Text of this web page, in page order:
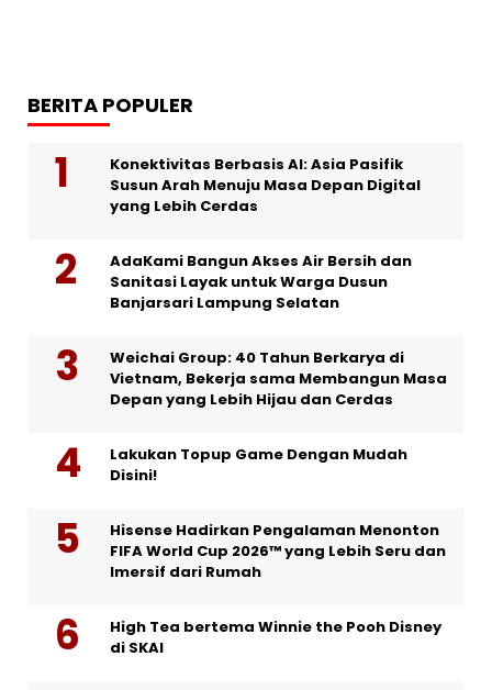
BERITA POPULER
Konektivitas Berbasis AI: Asia Pasifik
Susun Arah Menuju Masa Depan Digital
yang Lebih Cerdas
AdaKami Bangun Akses Air Bersih dan
Sanitasi Layak untuk Warga Dusun
Banjarsari Lampung Selatan
Weichai Group: 40 Tahun Berkarya di
Vietnam, Bekerja sama Membangun Masa
Depan yang Lebih Hijau dan Cerdas
Lakukan Topup Game Dengan Mudah
Disini!
Hisense Hadirkan Pengalaman Menonton
FIFA World Cup 2026™ yang Lebih Seru dan
Imersif dari Rumah
High Tea bertema Winnie the Pooh Disney
di SKAI